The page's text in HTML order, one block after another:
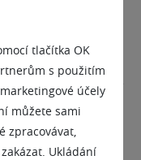
tlačítka OK
s použitím
účely
můžete sami
zpracovávat,
Ukládání
bez ohledu
Předpokládaná
zájmu přednostní
se prosím obraťte
potřebných
Vám registraci
vyřízení